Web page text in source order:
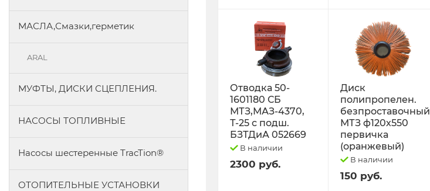
МАСЛА,Смазки,герметик
ARAL
МУФТЫ, ДИСКИ СЦЕПЛЕНИЯ.
НАСОСЫ ТОПЛИВНЫЕ
Насосы шестеренные TracTion®
ОТОПИТЕЛЬНЫЕ УСТАНОВКИ
Отводка 50-
1601180 СБ
МТЗ,МАЗ-4370,
Т-25 с подш.
БЗТДиА 052669
В наличии
2300 руб.
Диск
полипропелен.
безпроставочный
МТЗ ф120х550
первичка
(оранжевый)
В наличии
150 руб.